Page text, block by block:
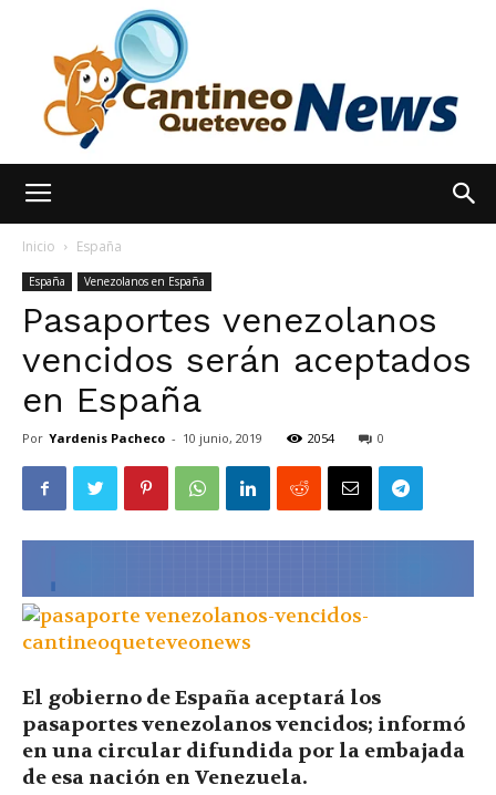
Noticias
|
Ultima
Inicio España
España Venezolanos en España
Pasaportes venezolanos
vencidos serán aceptados
en España
Por Yardenis Pacheco - 10 junio, 2019 2054 0
El gobierno de España aceptará los
pasaportes venezolanos vencidos; informó
en una circular difundida por la embajada
de esa nación en Venezuela.